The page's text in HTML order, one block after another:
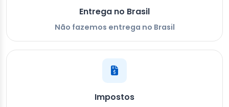
Entrega no Brasil
Não fazemos entrega no Brasil
Impostos